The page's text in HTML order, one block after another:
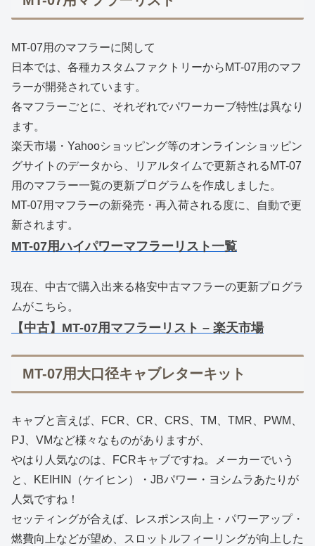
MT-07用のマフラーに関して
日本では、各種カスタムファクトリーからMT-07用のマフ
ラーが開発されています。
各マフラーごとに、それぞれでパワーカーブ特性は異なり
ます。
楽天市場・Yahooショッピング等のオンラインショッピン
グサイトのデータから、リアルタイムで更新されるMT-07
用のマフラー一覧の更新プログラムを作成しました。
MT-07用マフラーの新発売・再入荷される度に、自動で更
新されます。
MT-07用ハイパワーマフラーリスト一覧
現在、中古で購入出来る格安中古マフラーの更新プログラ
ムがこちら。
【中古】MT-07用マフラーリスト – 楽天市場
MT-07用大口径キャブレターキット
キャブと言えば、FCR、CR、CRS、TM、TMR、PWM、
PJ、VMなど様々なものがありますが、
やはり人気なのは、FCRキャブですね。メーカーでいう
と、KEIHIN（ケイヒン）・JBパワー・ヨシムラあたりが
人気ですね！
セッティングが合えば、レスポンス向上・パワーアップ・
燃費向上などが望め、スロットルフィーリングが向上した